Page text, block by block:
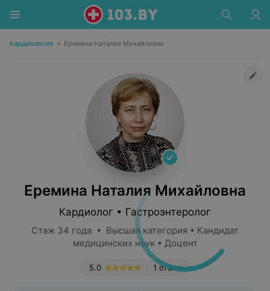
Кардиология • Еремина Наталия Михайловна
Еремина Наталия Михайловна
Кардиолог • Гастроэнтеролог
Стаж 34 года • Высшая категория • Кандидат
медицинских наук • Доцент
1 отзыв
5.0